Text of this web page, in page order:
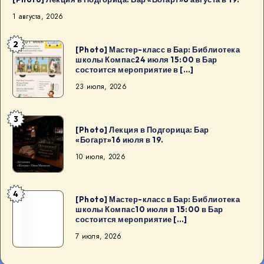
1 августа, 2026
[Photo]
Мастер-
класс
в
Библиотека
школы
Компас24
июля
в
мероприятие
2
[Photo] Мастер-класс в Бар: Библиотека
школы Компас24 июля 15:00 в Бар
состоится мероприятие в […]
23 июля, 2026
[Photo]
Лекция
в
Подгорица:
«Богарт»16
19.
3
[Photo] Лекция в Подгорица: Бар
«Богарт»16 июля в 19.
10 июля, 2026
[Photo]
в
4
[Photo] Мастер-класс в Бар: Библиотека
школы Компас10 июля в 15:00 в Бар
состоится мероприятие […]
7 июля, 2026